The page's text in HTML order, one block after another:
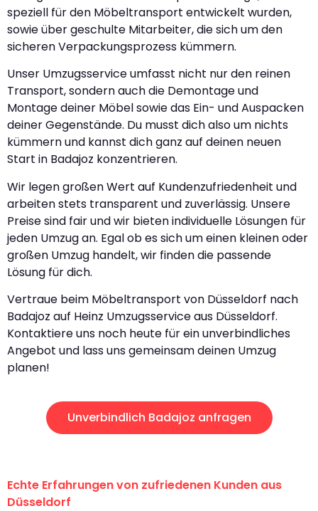
speziell für den Möbeltransport entwickelt wurden,
sowie über geschulte Mitarbeiter, die sich um den
sicheren Verpackungsprozess kümmern.
Unser Umzugsservice umfasst nicht nur den reinen
Transport, sondern auch die Demontage und
Montage deiner Möbel sowie das Ein- und Auspacken
deiner Gegenstände. Du musst dich also um nichts
kümmern und kannst dich ganz auf deinen neuen
Start in Badajoz konzentrieren.
Wir legen großen Wert auf Kundenzufriedenheit und
arbeiten stets transparent und zuverlässig. Unsere
Preise sind fair und wir bieten individuelle Lösungen für
jeden Umzug an. Egal ob es sich um einen kleinen oder
großen Umzug handelt, wir finden die passende
Lösung für dich.
Vertraue beim Möbeltransport von Düsseldorf nach
Badajoz auf Heinz Umzugsservice aus Düsseldorf.
Kontaktiere uns noch heute für ein unverbindliches
Angebot und lass uns gemeinsam deinen Umzug
planen!
Unverbindlich Badajoz anfragen
Echte Erfahrungen von zufriedenen Kunden aus
Düsseldorf